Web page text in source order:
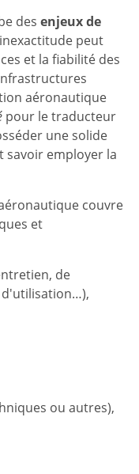
des enjeux de
peut
et la fiabilité des
aéronautique
pour le traducteur
une solide
savoir employer la
couvre
et
de
ou autres),